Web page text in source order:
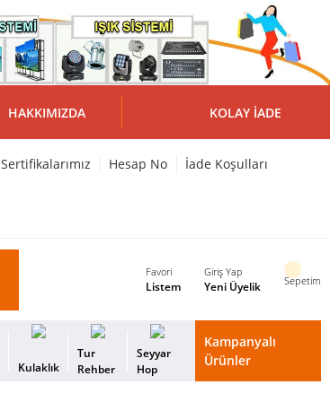
HAKKIMIZDA KOLAY İADE
Sertifikalarımız Hesap No İade Koşulları
Favori
Listem
Giriş Yap
Yeni Üyelik Sepetim
Kulaklık
Tur
Rehber
Seyyar
Hop
Kampanyalı
Ürünler